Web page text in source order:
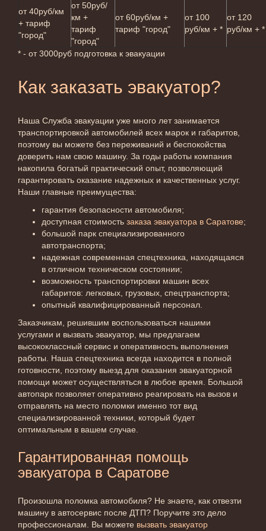
от 40руб/км
+ тариф
"город"
от 50руб/
км +
тариф
"город"
от 60руб/км +
тариф "город"
от 100
руб/км + *
от 120
руб/км + *
* - от 3000руб подготовка к эвакуации
Как заказать эвакуатор?
Наша Служба эвакуации уже много лет занимается
транспортировкой автомобилей всех марок и габаритов,
поэтому вы можете без переживаний и беспокойства
доверить нам свою машину. За годы работы компания
накопила богатый практический опыт, позволяющий
гарантировать оказание надежных и качественных услуг.
Наши главные преимущества:
гарантия безопасности автомобиля;
доступная стоимость заказа эвакуатора в Саратове;
большой парк специализированного
автотранспорта;
надежная современная спецтехника, находящаяся
в отличном техническом состоянии;
возможность транспортировки машин всех
габаритов: легковых, грузовых, спецтранспорта;
опытный квалифицированный персонал.
Заказчикам, решившим воспользоваться нашими
услугами и вызвать эвакуатор, мы предлагаем
высококлассный сервис и оперативность выполнения
работы. Наша спецтехника всегда находится в полной
готовности, поэтому выезд для оказания эвакуаторной
помощи может осуществляться в любое время. Большой
автопарк позволяет оперативно реагировать на вызов и
отправлять на место поломки именно тот вид
специализированной техники, который будет
оптимальным в вашем случае.
Гарантированная помощь
эвакуатора в Саратове
Произошла поломка автомобиля? Не знаете, как отвезти
машину в автосервис после ДТП? Поручите это дело
профессионалам. Вы можете вызвать эвакуатор